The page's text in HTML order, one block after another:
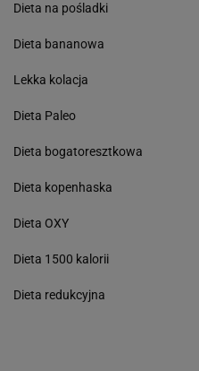
Dieta na pośladki
Dieta bananowa
Lekka kolacja
Dieta Paleo
Dieta bogatoresztkowa
Dieta kopenhaska
Dieta OXY
Dieta 1500 kalorii
Dieta redukcyjna